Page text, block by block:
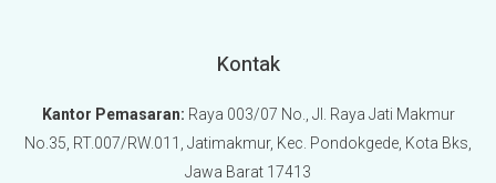
Kontak
Kantor Pemasaran: Raya 003/07 No., Jl. Raya Jati Makmur
No.35, RT.007/RW.011, Jatimakmur, Kec. Pondokgede, Kota Bks,
Jawa Barat 17413